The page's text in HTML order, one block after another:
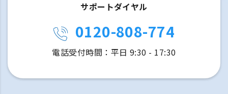
サポートダイヤル
0120-808-774
電話受付時間：平日 9:30 - 17:30